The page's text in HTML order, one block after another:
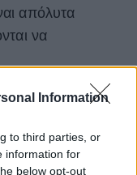
Information
to third parties, or
information for
below opt-out
απόλυτα
να